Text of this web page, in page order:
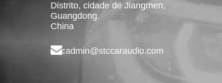
Distrito, cidade de Jiangmen,
Guangdong.
China
:admin@stccaraudio.com